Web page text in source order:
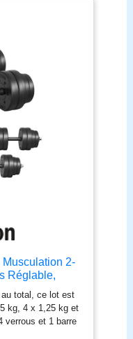
2-
Réglable,
Fitnesse,
avec Barre
en Acier, Noir
au total, ce lot est
kg, 4 x 1,25 kg et
verrous et 1 barre